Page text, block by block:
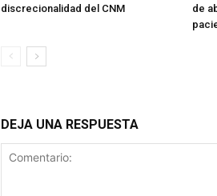
discrecionalidad del CNM
de
DEJA UNA RESPUESTA